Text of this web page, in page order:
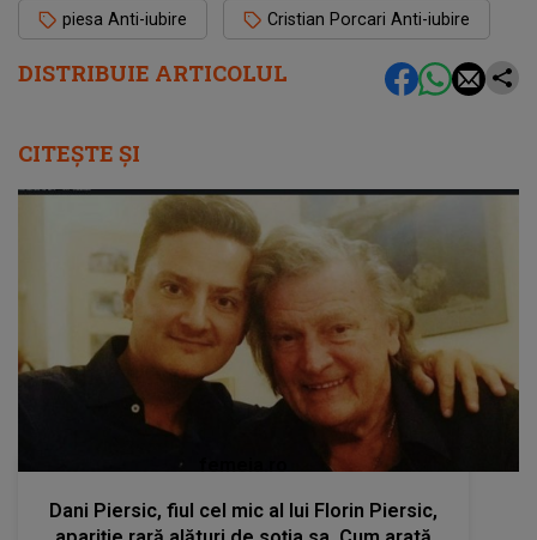
DISTRIBUIE ARTICOLUL
piesa Anti-iubire Cristian Porcari Anti-iubire
CITEȘTE ȘI
Dani Piersic, fiul cel mic al lui Florin Piersic,